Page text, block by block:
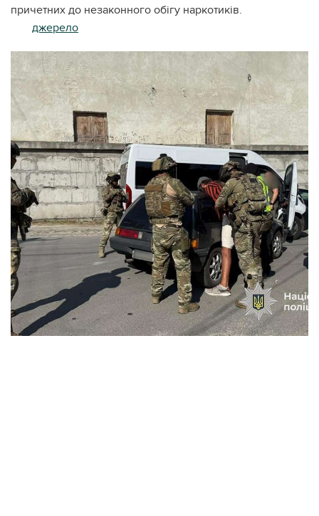
причетних до незаконного обігу наркотиків.
джерело